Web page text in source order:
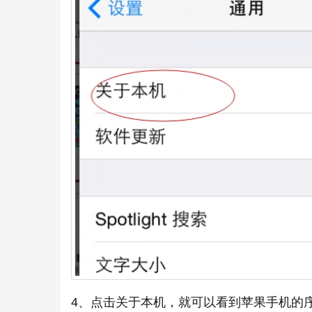
4、点击关于本机，就可以看到苹果手机的